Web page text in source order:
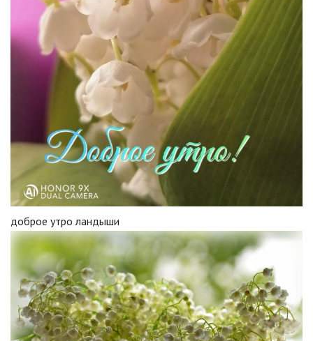
доброе утро ландыши